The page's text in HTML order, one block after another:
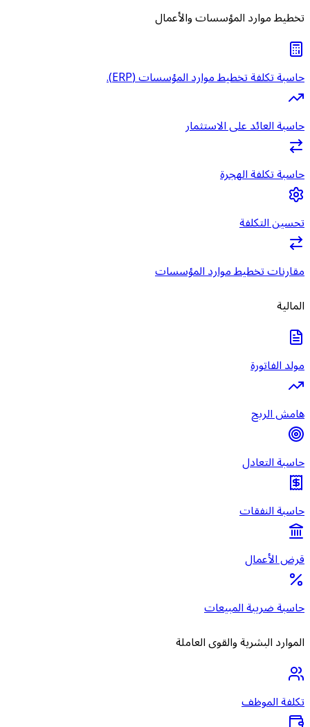
تخطيط موارد المؤسسات والأعمال
حاسبة تكلفة تخطيط موارد المؤسسات (ERP).
حاسبة العائد على الاستثمار
حاسبة تكلفة الهجرة
تحسين التكلفة
مقارنات تخطيط موارد المؤسسات
المالية
مولد الفاتورة
هامش الربح
حاسبة التعادل
حاسبة النفقات
قرض الأعمال
حاسبة ضريبة المبيعات
الموارد البشرية والقوى العاملة
تكلفة الموظف